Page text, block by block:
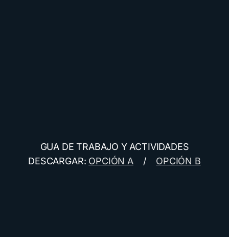
GUA DE TRABAJO Y ACTIVIDADES
DESCARGAR: OPCIÓN A/ OPCIÓN B